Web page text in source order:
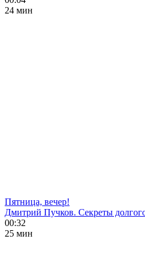
24 мин
Пятница, вечер!
Дмитрий Пучков. Секреты
00:32
25 мин